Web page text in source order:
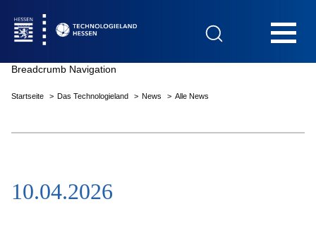
Das Technologieland
Breadcrumb Navigation
Startseite Das Technologieland News Alle News
10.04.2026